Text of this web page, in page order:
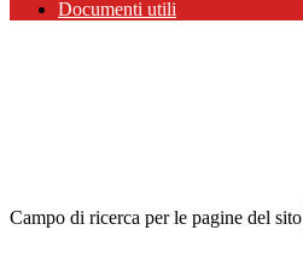
Documenti utili
Campo di ricerca per le pagine del sito